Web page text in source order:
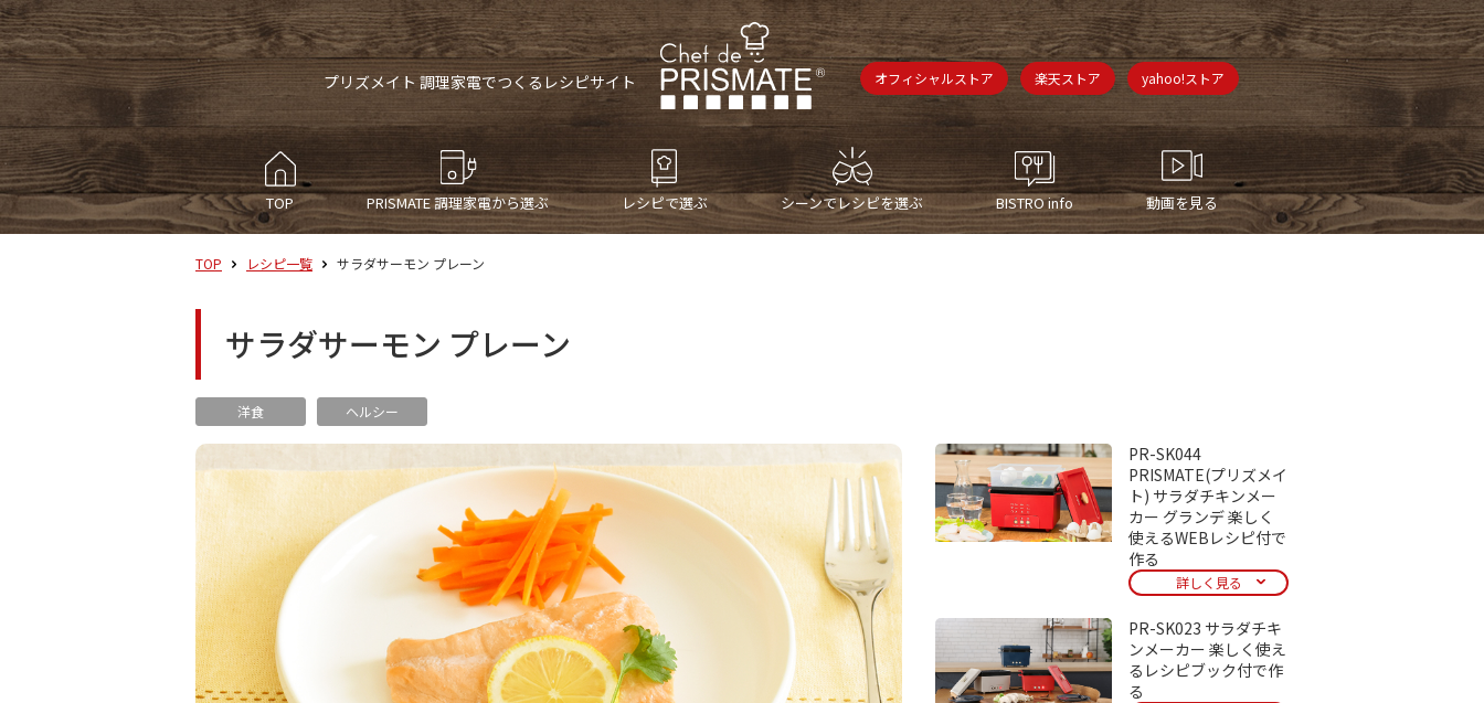
プリズメイト 調理家電でつくるレシピサイト オフィシャルストア 楽天ストア yahoo!ストア
TOP PRISMATE調理家電から選ぶ レシピで選ぶ シーンでレシピを選ぶ BISTRO info 動画を見る
TOP レシピ一覧 サラダサーモン プレーン
サラダサーモン プレーン
洋食 ヘルシー
PR-SK044
PRISMATE(プリズメイ
ト) サラダチキンメー
カー グランデ 楽しく
使えるWEBレシピ付で
作る
詳しく見る
PR-SK023 サラダチキ
ンメーカー 楽しく使え
るレシピブック付で作
る